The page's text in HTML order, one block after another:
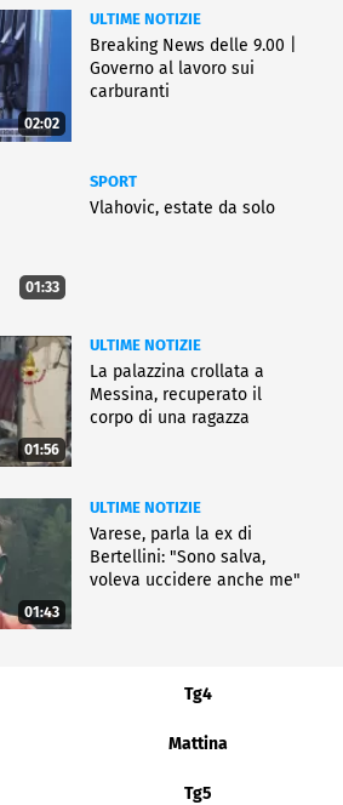
02:02
ULTIME NOTIZIE
Breaking News delle 9.00 |
Governo al lavoro sui
carburanti
01:33
SPORT
Vlahovic, estate da solo
01:56
ULTIME NOTIZIE
La palazzina crollata a
Messina, recuperato il
corpo di una ragazza
01:43
ULTIME NOTIZIE
Varese, parla la ex di
Bertellini: "Sono salva,
voleva uccidere anche me"
Tg4
Mattina
Tg5